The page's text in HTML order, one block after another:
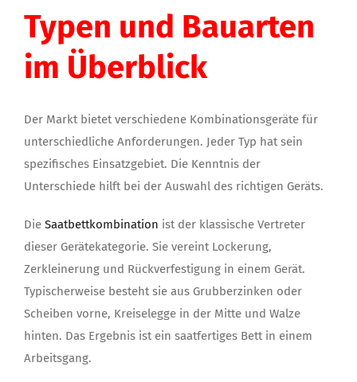
Typen und Bauarten
im Überblick
Der Markt bietet verschiedene Kombinationsgeräte für
unterschiedliche Anforderungen. Jeder Typ hat sein
spezifisches Einsatzgebiet. Die Kenntnis der
Unterschiede hilft bei der Auswahl des richtigen Geräts.
Die Saatbettkombination ist der klassische Vertreter
dieser Gerätekategorie. Sie vereint Lockerung,
Zerkleinerung und Rückverfestigung in einem Gerät.
Typischerweise besteht sie aus Grubberzinken oder
Scheiben vorne, Kreiselegge in der Mitte und Walze
hinten. Das Ergebnis ist ein saatfertiges Bett in einem
Arbeitsgang.